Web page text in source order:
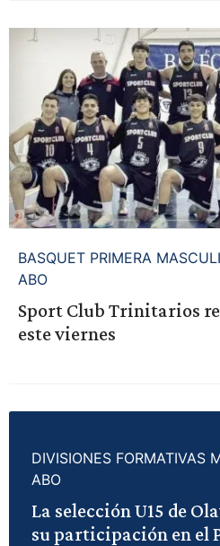
BASQUET PRIMERA
ABO
Sport Club Trinitarios
este viernes
DIVISIONES FORMATIVAS
ABO
La selección U15 de
su participación en el